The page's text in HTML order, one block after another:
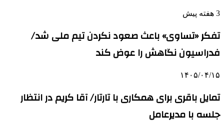
3 هفته پیش
تفکر «تساوی» باعث صعود نکردن تیم ملی شد/
فدراسیون نگاهش را عوض کند
۱۴۰۵/۰۴/۱۵
تمایل باقری برای همکاری با تارتار/ آقا کریم در انتظار
جلسه با مدیرعامل